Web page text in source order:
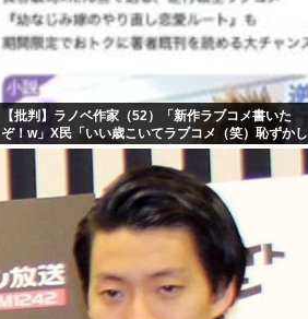
【批判】ラノベ作家（52）「新作ラブコメ書いた
ぞ！w」X民「いい歳こいてラブコメ（笑）恥ずかし
くないの？」←やめたれwと話題に